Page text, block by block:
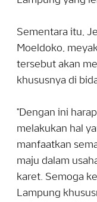
Sementara itu,
Moeldoko,
tersebut akan
khususnya di
"Dengan ini
melakukan hal
manfaatkan
maju dalam
karet. Semoga
Lampung